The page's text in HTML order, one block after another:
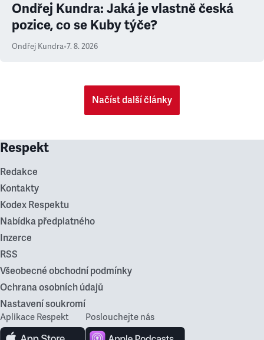
Ondřej Kundra: Jaká je vlastně česká
pozice, co se Kuby týče?
Ondřej Kundra•7. 8. 2026
Načíst další články
Respekt
Redakce
Kontakty
Kodex Respektu
Nabídka předplatného
Inzerce
RSS
Všeobecné obchodní podmínky
Ochrana osobních údajů
Nastavení soukromí
Aplikace Respekt Poslouchejte nás